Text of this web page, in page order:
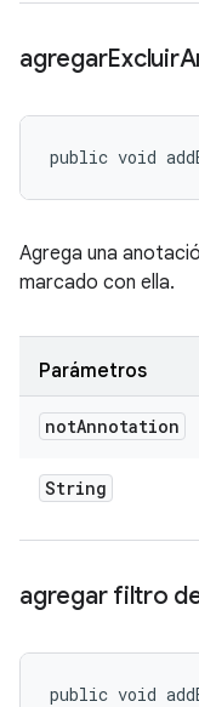
agregarExcluir
public void
Agrega una
marcado con ella.
Parámetros
notAnnotation
String
agregar filtro
public void